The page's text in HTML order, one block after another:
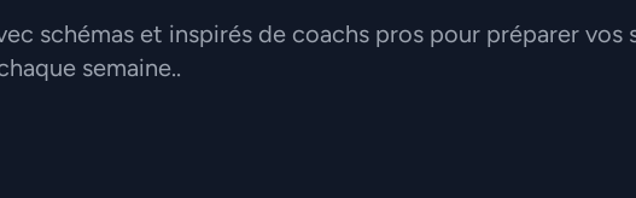
schémas et inspirés de coachs pros pour préparer vos
semaine..